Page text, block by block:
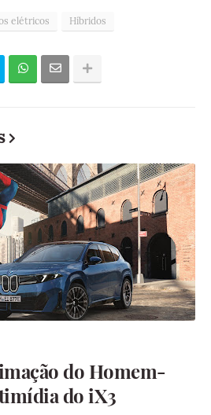
elétricos Híbridos
do Homem-
do iX3